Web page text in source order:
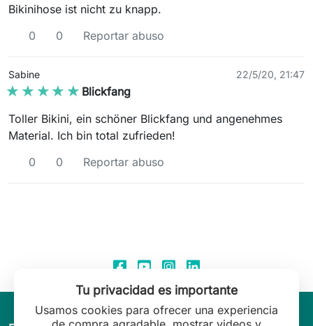
Bikinihose ist nicht zu knapp.
0
0 Reportar abuso
Sabine 22/5/20, 21:47
★★★★★
★★★★★ Blickfang
Toller Bikini, ein schöner Blickfang und angenehmes
Material. Ich bin total zufrieden!
0
0 Reportar abuso
Tu privacidad es importante
Usamos cookies para ofrecer una experiencia